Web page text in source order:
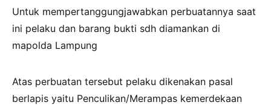
Untuk mempertanggungjawabkan perbuatannya saat
ini pelaku dan barang bukti sdh diamankan di
mapolda Lampung
Atas perbuatan tersebut pelaku dikenakan pasal
berlapis yaitu Penculikan/Merampas kemerdekaan